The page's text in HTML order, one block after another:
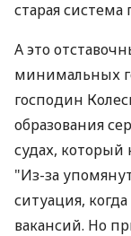
старая
А это
минимальных
господин
образования
судах, который
"Из-за
ситуация,
вакансий. Но